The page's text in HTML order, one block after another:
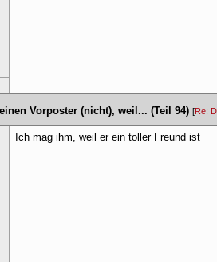
Vorposter (nicht), weil... (Teil 94) [Re:
Ich mag ihm, weil er ein toller Freund ist